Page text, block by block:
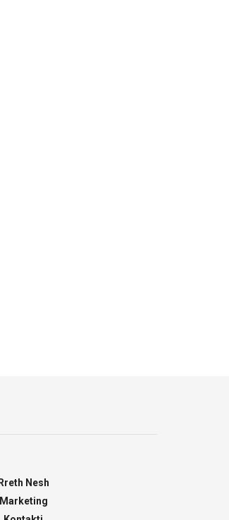
Rreth Nesh
Marketing